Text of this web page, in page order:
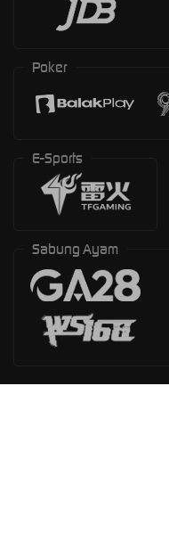
Poker
E-Sports
Sabung Ayam